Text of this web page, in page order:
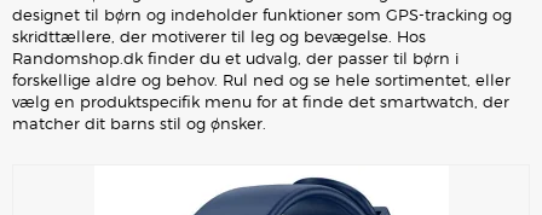
designet til børn og indeholder funktioner som GPS-tracking og
skridttællere, der motiverer til leg og bevægelse. Hos
Randomshop.dk finder du et udvalg, der passer til børn i
forskellige aldre og behov. Rul ned og se hele sortimentet, eller
vælg en produktspecifik menu for at finde det smartwatch, der
matcher dit barns stil og ønsker.